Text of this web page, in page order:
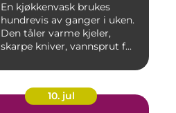
En kjøkkenvask brukes
hundrevis av ganger i uken.
Den tåler varme kjeler,
skarpe kniver, vannsprut f...
10. jul